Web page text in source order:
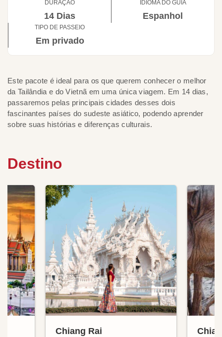
DURAÇÃO
14 Dias
IDIOMA DO GUIA
Espanhol
TIPO DE PASSEIO
Em privado
Este pacote é ideal para os que querem conhecer o melhor
da Tailândia e do Vietnã em uma única viagem. Em 14 dias,
passaremos pelas principais cidades desses dois
fascinantes países do sudeste asiático, podendo aprender
sobre suas histórias e diferenças culturais.
Destino
Chiang Rai